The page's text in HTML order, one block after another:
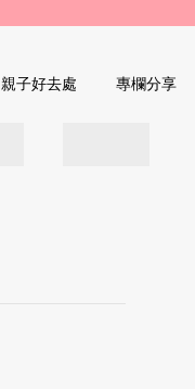
親子好去處 專欄分享